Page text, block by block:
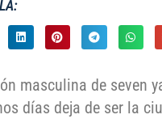
masculina de seven
días deja de ser la